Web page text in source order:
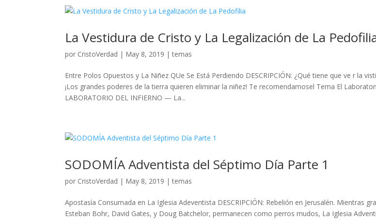
La Vestidura de Cristo y La Legalización de La
por CristoVerdad | May 8, 2019 |temas
Entre Polos Opuestos y La Niñez QUe Se Está Perdiendo DESCRIPCIÓN: ¿Qué tiene que ve r la
¡Los grandes poderes de la tierra quieren eliminar la niñez! Te recomendamosel Tema El
LABORATORIO DEL INFIERNO — La...
SODOMÍA Adventista del Séptimo Día Parte 1
por CristoVerdad | May 8, 2019 |temas
Apostasía Consumada en La Iglesia Adeventista DESCRIPCIÓN: Rebelión en Jerusalén. Mientras
Esteban Bohr, David Gates, y Doug Batchelor, permanecen como perros mudos, La Iglesia